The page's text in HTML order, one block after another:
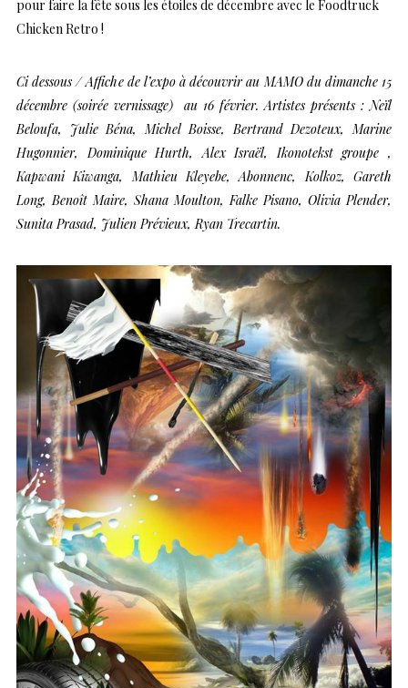
pour faire la fête sous les étoiles de décembre avec le Foodtruck
Chicken Retro !
Ci dessous / Affiche de l’expo à découvrir au MAMO du dimanche 15
décembre (soirée vernissage) au 16 février. Artistes présents : Neïl
Beloufa, Julie Béna, Michel Boisse, Bertrand Dezoteux, Marine
Hugonnier, Dominique Hurth, Alex Israël, Ikonotekst groupe ,
Kapwani Kiwanga, Mathieu Kleyebe, Abonnenc, Kolkoz, Gareth
Long, Benoît Maire, Shana Moulton, Falke Pisano, Olivia Plender,
Sunita Prasad, Julien Prévieux, Ryan Trecartin.